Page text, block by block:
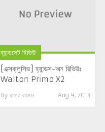
হ্যান্ডসেট রিভিউ
[এক্সক্লুসিভ] হ্যান্ডস-অন রিভিউঃ
Walton Primo X2
By রাহাত রহমান Aug 9, 2013